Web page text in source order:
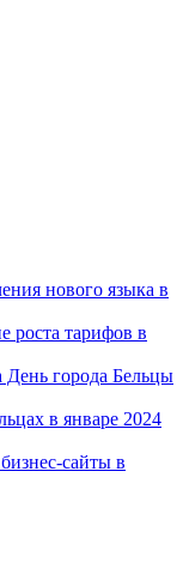
нового языка в
роста тарифов в
День города Бельцы
в январе 2024
сайты в